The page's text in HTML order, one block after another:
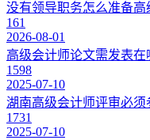
没有领导职务怎么准备
161
2026-08-01
高级会计师论文需发表在
1598
2025-07-10
湖南高级会计师评审必须
1731
2025-07-10